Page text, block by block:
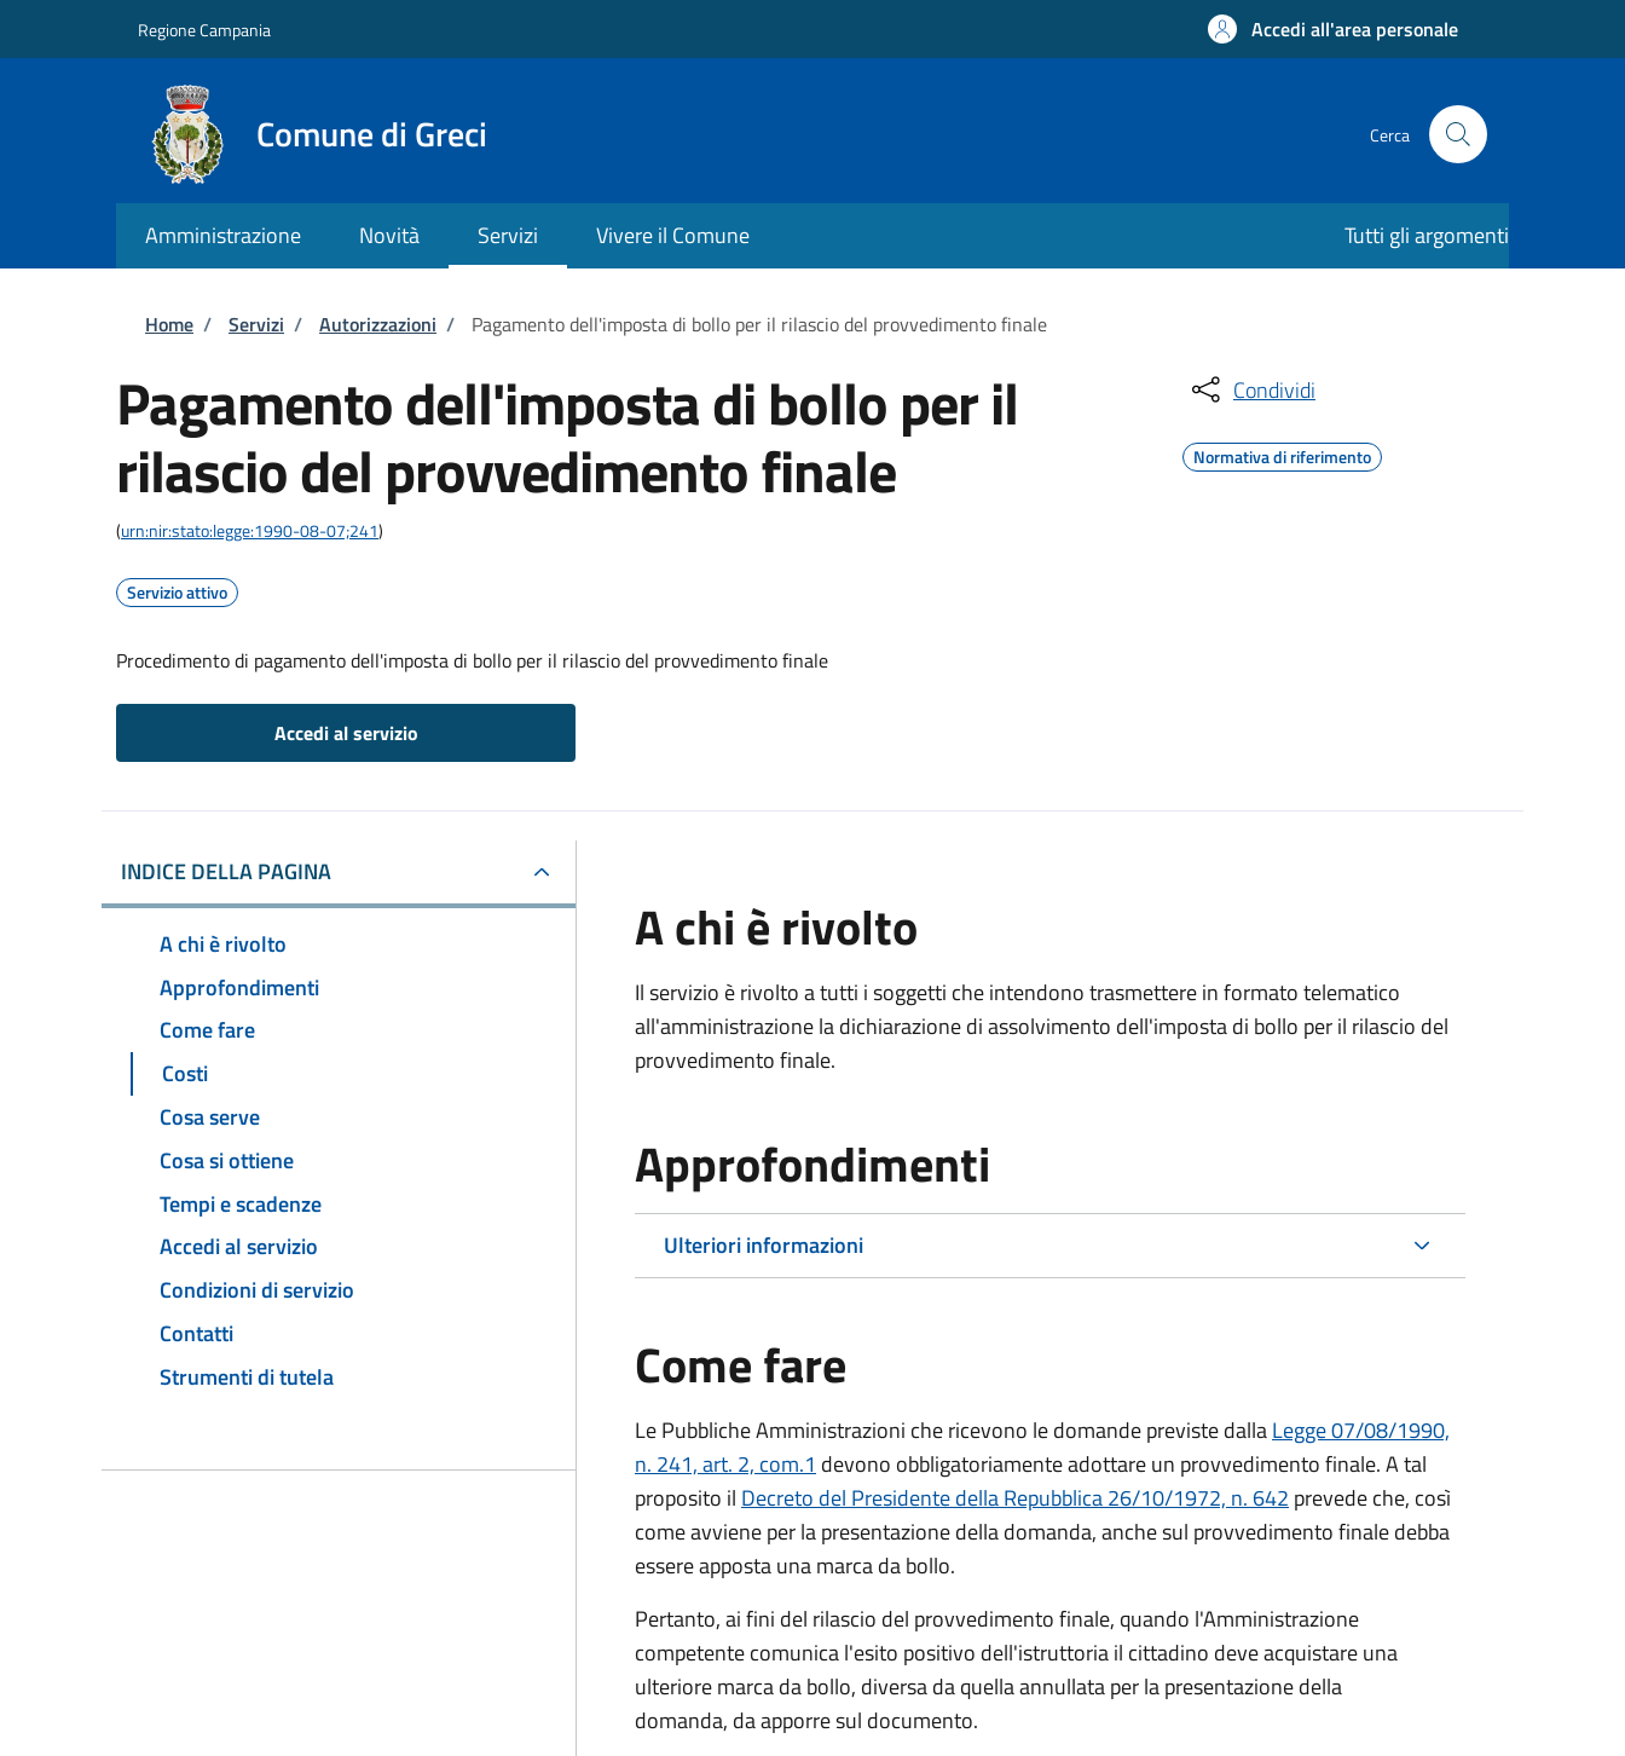
Regione Campania Accedi all'area personale
Comune di Greci Cerca
Amministrazione Novità Servizi Vivere il Comune Tutti gli argomenti
Briciole di pane
Home / Servizi / Autorizzazioni / Pagamento dell'imposta di bollo per il rilascio del provvedimento finale
Pagamento dell'imposta di bollo per il
rilascio del provvedimento finale
(urn:nir:stato:legge:1990-08-07;241)
Servizio attivo
Procedimento di pagamento dell'imposta di bollo per il rilascio del provvedimento finale
Accedi al servizio
Condividi
Normativa di riferimento
INDICE DELLA PAGINA
A chi è rivolto
Approfondimenti
Come fare
Costi
Cosa serve
Cosa si ottiene
Tempi e scadenze
Accedi al servizio
Condizioni di servizio
Contatti
Strumenti di tutela
A chi è rivolto
Il servizio è rivolto a tutti i soggetti che intendono trasmettere in formato telematico
all'amministrazione la dichiarazione di assolvimento dell'imposta di bollo per il rilascio del
provvedimento finale.
Approfondimenti
Ulteriori informazioni
Come fare
Le Pubbliche Amministrazioni che ricevono le domande previste dallaLegge 07/08/1990,
n. 241, art. 2, com.1 devono obbligatoriamente adottare un provvedimento finale. A tal
proposito il Decreto del Presidente della Repubblica 26/10/1972, n. 642 prevede che, così
come avviene per la presentazione della domanda, anche sul provvedimento finale debba
essere apposta una marca da bollo.
Pertanto, ai fini del rilascio del provvedimento finale, quando l'Amministrazione
competente comunica l'esito positivo dell'istruttoria il cittadino deve acquistare una
ulteriore marca da bollo, diversa da quella annullata per la presentazione della
domanda, da apporre sul documento.